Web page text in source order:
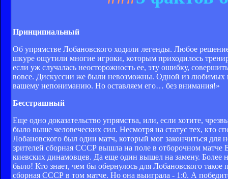
Принципиальный
Об упрямстве Лобановского ходили легенды. Любое
шкуре ощутили многие игроки, которым приходилось
если уж случалась неосторожность ее, эту ошибку,
вовсе. Дискуссии же были невозможны. Одной из любимых
вашему непониманию. Но оставляем его… без внимания!»
Бесстрашный
Еще одно доказательство упрямства, или, если хотите,
было выше человеческих сил. Несмотря на статус тех, кто
Лобановского был один матч, который мог закончиться
зрителей сборная СССР вышла на поле в отборочном матче
киевских динамовцев. Да еще один вышел на замену. Более
было! Кто знает, чем бы обернулось для Лобановского
сборная СССР в том матче. Но она выиграла - 1:0. А